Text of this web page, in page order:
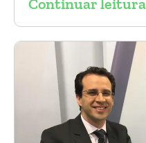
Sergio Belczak pelo